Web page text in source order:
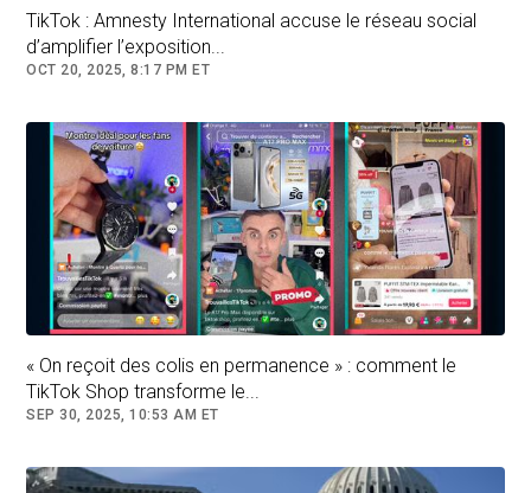
l'appli ou d'imposer
une limite d'utilisation.
Ce contenu est réservé aux inscrits
Follow TikTok
TikTok : Amnesty International accuse le réseau social
d’amplifier l’exposition...
OCT 20, 2025, 8:17 PM ET
« On reçoit des colis en permanence » : comment le
TikTok Shop transforme le...
SEP 30, 2025, 10:53 AM ET